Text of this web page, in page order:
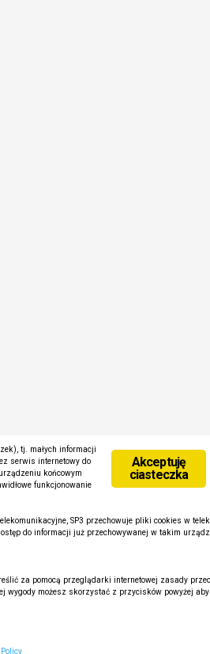
Akceptuję
ciasteczka
tj. małych informacji
serwis internetowy do
końcowym
funkcjonowanie
SP3 przechowuje pliki cookies w
do informacji już przechowywanej w takim
za pomocą przeglądarki internetowej zasady
wygody możesz skorzystać z przycisków powyżej